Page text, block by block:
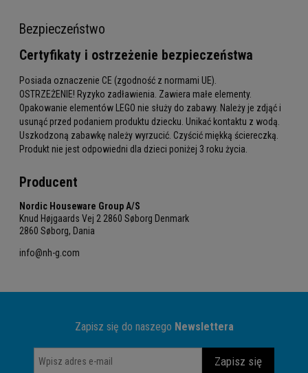
Bezpieczeństwo
Certyfikaty i ostrzeżenie bezpieczeństwa
Posiada oznaczenie CE (zgodność z normami UE).
OSTRZEŻENIE! Ryzyko zadławienia. Zawiera małe elementy.
Opakowanie elementów LEGO nie służy do zabawy. Należy je zdjąć i
usunąć przed podaniem produktu dziecku. Unikać kontaktu z wodą.
Uszkodzoną zabawkę należy wyrzucić. Czyścić miękką ściereczką.
Produkt nie jest odpowiedni dla dzieci poniżej 3 roku życia.
Producent
Nordic Houseware Group A/S
Knud Højgaards Vej 2 2860 Søborg Denmark
2860 Søborg, Dania
info@nh-g.com
Zapisz się do naszego Newslettera
Zapisz się